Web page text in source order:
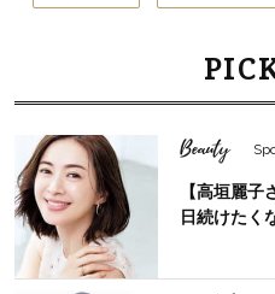
Beauty
【高垣麗
日続けたく